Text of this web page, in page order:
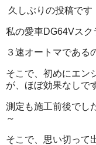
久しぶりの投稿です
私の愛車DG64Vスク
３速オートマである
そこで、初めにエン
が、ほぼ効果なしで
測定も施工前後でし
～
そこで、思い切って